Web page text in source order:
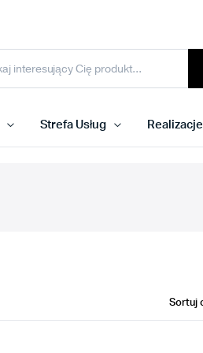
Strefa Usług Realizacje